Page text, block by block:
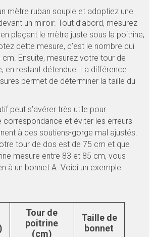
mètre ruban souple et adoptiez une
un miroir. Tout d’abord, mesurez
plaçant le mètre juste sous la poitrine,
cette mesure, c’est le nombre qui
Ensuite, mesurez votre tour de
en restant détendue. La différence
permet de déterminer la taille du
peut s’avérer très utile pour
et éviter les erreurs
à des soutiens-gorge mal ajustés.
tour de dos est de 75 cm et que
mesure entre 83 et 85 cm, vous
à un bonnet A. Voici un exemple
Tour de
poitrine
(cm)
Taille de
bonnet